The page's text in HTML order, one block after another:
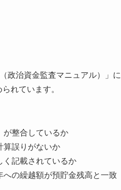
政治資金監査マニュアル）」に
れています。
が整合しているか
算誤りがないか
記載されているか
の繰越額が預貯金残高と一致